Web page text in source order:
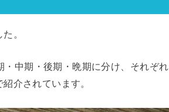
。
中期・後期・晩期に分け、それぞれ
介されています。